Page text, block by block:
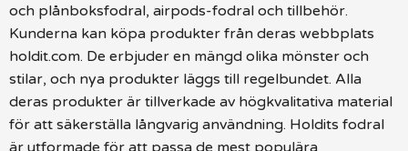
och plånboksfodral, airpods-fodral och tillbehör.
Kunderna kan köpa produkter från deras webbplats
holdit.com. De erbjuder en mängd olika mönster och
stilar, och nya produkter läggs till regelbundet. Alla
deras produkter är tillverkade av högkvalitativa material
för att säkerställa långvarig användning. Holdits fodral
är utformade för att passa de mest populära